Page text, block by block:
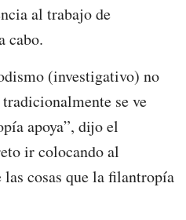
al trabajo de
cabo.
(investigativo) no
tradicionalmente se ve
apoya”, dijo el
ir colocando al
cosas que la filantropía